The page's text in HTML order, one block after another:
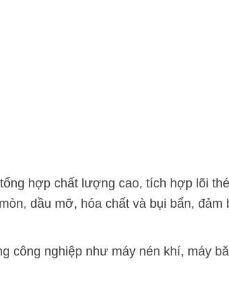
hợp chất lượng cao, tích hợp lõi
dầu mỡ, hóa chất và bụi bẩn,
công nghiệp như máy nén khí, máy